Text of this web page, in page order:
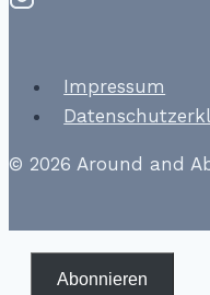
Impressum
© 2026 Around and
Abonnieren